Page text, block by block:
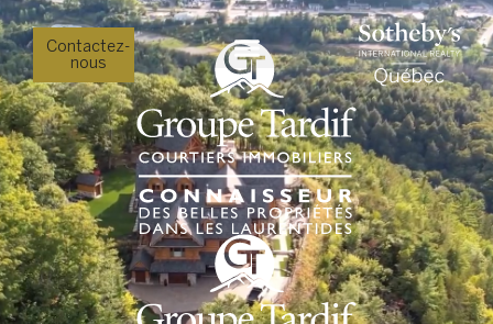
Contactez-
nous